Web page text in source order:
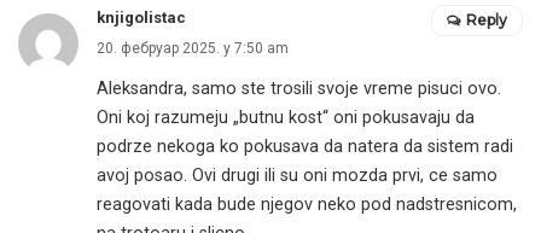
knjigolistac
20. фебруар 2025. у 7:50 am
Aleksandra, samo ste trosili svoje vreme pisuci ovo.
Oni koj razumeju „butnu kost“ oni pokusavaju da
podrze nekoga ko pokusava da natera da sistem radi
avoj posao. Ovi drugi ili su oni mozda prvi, ce samo
reagovati kada bude njegov neko pod nadstresnicom,
Reply